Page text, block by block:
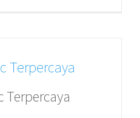
Terpercaya
Terpercaya